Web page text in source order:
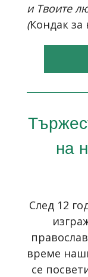
и Твоите
(Кондак за
на
След 12
време
се